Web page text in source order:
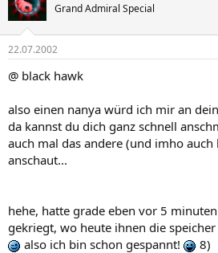
Grand Admiral Special
22.07.2002
@ black hawk
also einen nanya würd ich mir an
da kannst du dich ganz schnell
auch mal das andere (und imho
anschaut...
hehe, hatte grade eben vor 5
gekriegt, wo heute ihnen die
also ich bin schon gespannt!
8)